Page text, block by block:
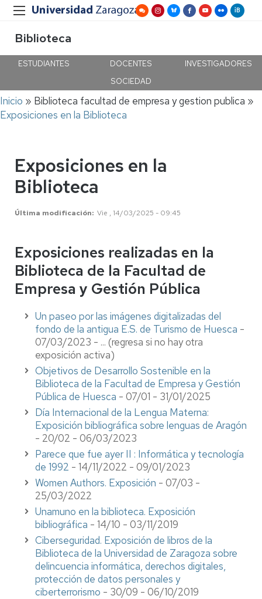
Biblioteca
ESTUDIANTES DOCENTES
INVESTIGADORES
SOCIEDAD
Ruta
de
Inicio
Biblioteca facultad de empresa y gestion publica
Exposiciones en la Biblioteca
Exposiciones en la
Biblioteca
Última modificación Vie , 14/03/2025 - 09:45
Exposiciones realizadas en la
Biblioteca de la Facultad de
Empresa y Gestión Pública
Un paseo por las imágenes digitalizadas del
fondo de la antigua E.S. de Turismo de Huesca -
07/03/2023 - ... (regresa si no hay otra
exposición activa)
Objetivos de Desarrollo Sostenible en la
Biblioteca de la Facultad de Empresa y Gestión
Pública de Huesca - 07/01 - 31/01/2025
Día Internacional de la Lengua Materna:
Exposición bibliográfica sobre lenguas de Aragón
- 20/02 - 06/03/2023
Parece que fue ayer II : Informática y tecnología
de 1992 - 14/11/2022 - 09/01/2023
Women Authors. Exposición - 07/03 -
25/03/2022
Unamuno en la biblioteca. Exposición
bibliográfica - 14/10 - 03/11/2019
Ciberseguridad. Exposición de libros de la
Biblioteca de la Universidad de Zaragoza sobre
delincuencia informática, derechos digitales,
protección de datos personales y
ciberterrorismo - 30/09 - 06/10/2019